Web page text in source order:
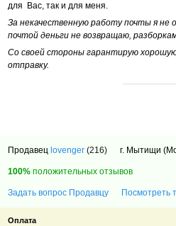
для Вас, так и для меня.
За некачественную работу почты я не
почтой деньги не возвращаю,
Со своей стороны гарантирую
отправку.
Продавец lovenger (216) г. Мытищи
100% положительных отзывов
Задать вопрос Продавцу Посмотреть
Оплата